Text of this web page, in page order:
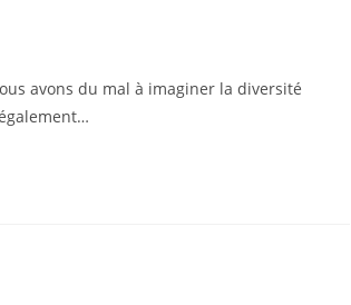
avons du mal à imaginer la diversité